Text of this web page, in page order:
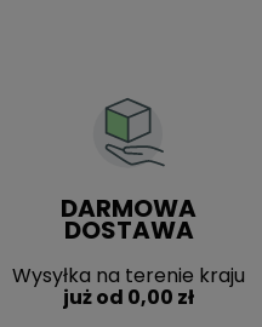
DARMOWA
DOSTAWA
Wysyłka na terenie kraju
już od 0,00 zł